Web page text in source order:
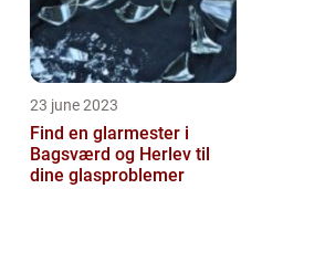
23 june 2023
Find en glarmester i
Bagsværd og Herlev til
dine glasproblemer